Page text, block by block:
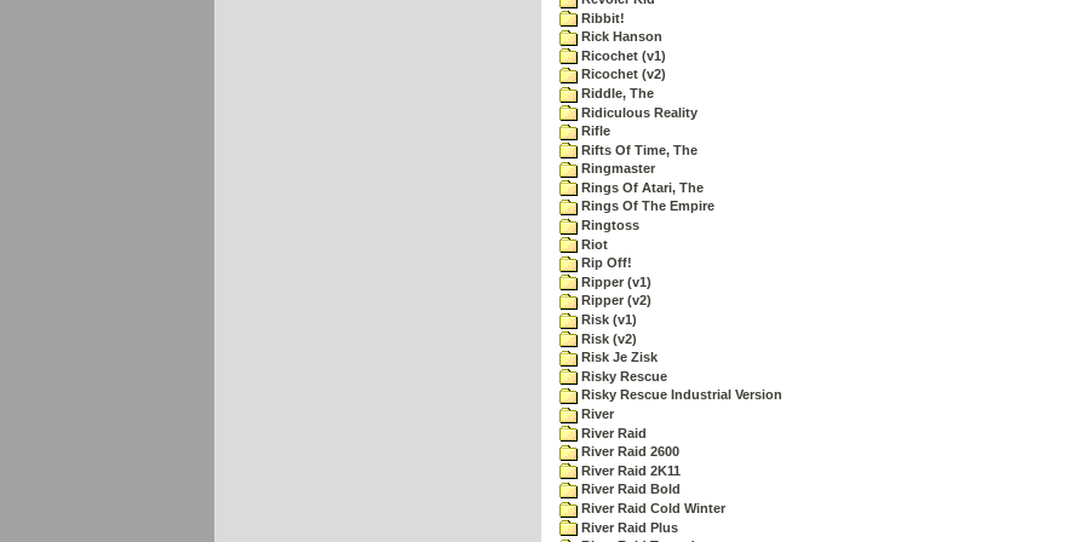
Ribbit!
Rick Hanson
Ricochet (v1)
Ricochet (v2)
Riddle, The
Ridiculous Reality
Rifle
Rifts Of Time, The
Ringmaster
Rings Of Atari, The
Rings Of The Empire
Ringtoss
Riot
Rip Off!
Ripper (v1)
Ripper (v2)
Risk (v1)
Risk (v2)
Risk Je Zisk
Risky Rescue
Risky Rescue Industrial Version
River
River Raid
River Raid 2600
River Raid 2K11
River Raid Bold
River Raid Cold Winter
River Raid Plus